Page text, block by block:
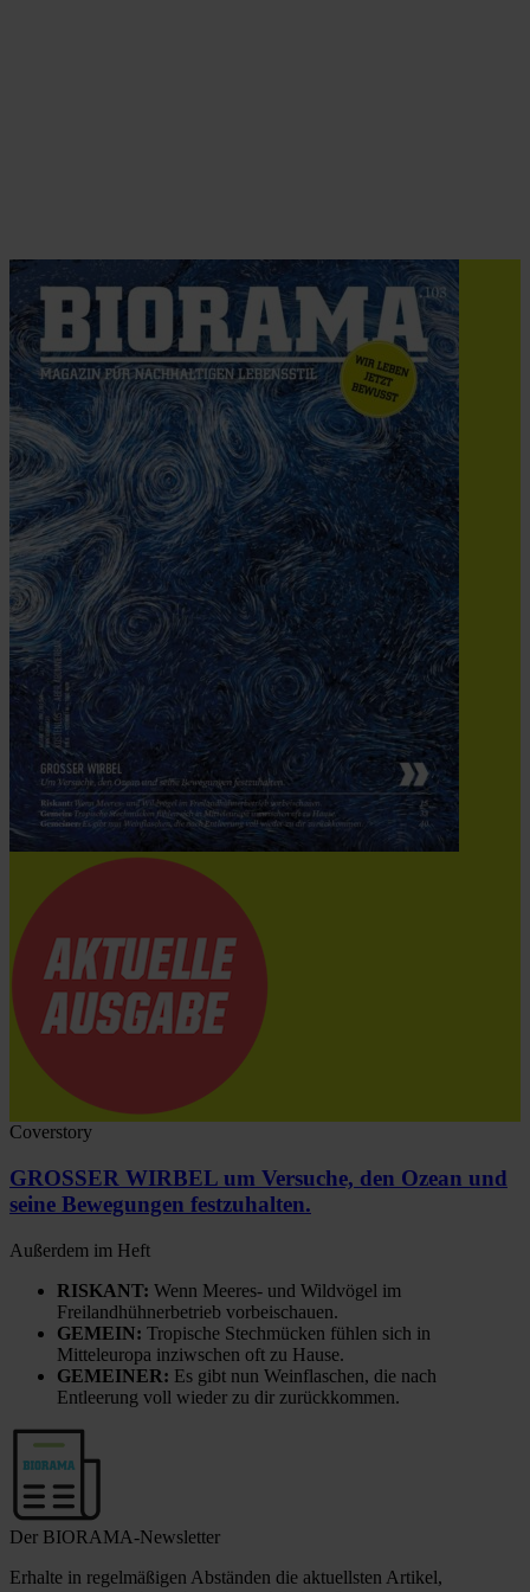
Coverstory
GROSSER WIRBEL um Versuche, den Ozean und
seine Bewegungen festzuhalten.
Außerdem im Heft
RISKANT: Wenn Meeres- und Wildvögel im
Freilandhühnerbetrieb vorbeischauen.
GEMEIN: Tropische Stechmücken fühlen sich in
Mitteleuropa inziwschen oft zu Hause.
GEMEINER: Es gibt nun Weinflaschen, die nach
Entleerung voll wieder zu dir zurückkommen.
Der BIORAMA-Newsletter
Erhalte in regelmäßigen Abständen die aktuellsten Artikel,